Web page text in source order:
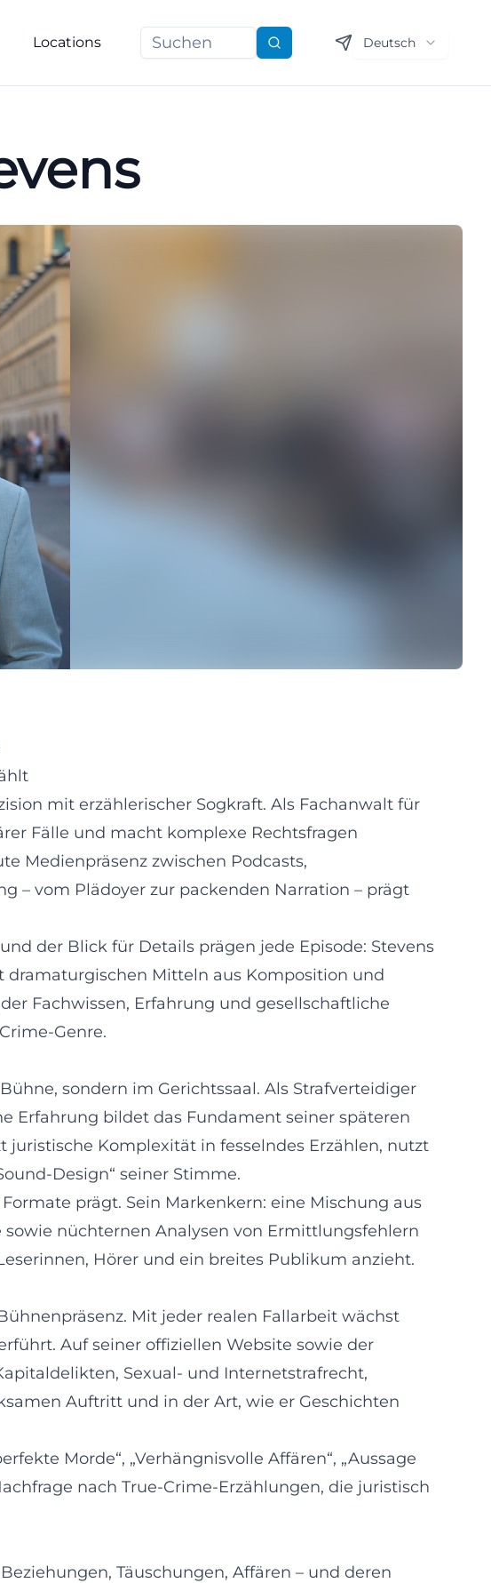
Locations Suchen Deutsch
mit erzählerischer Sogkraft. Als Fachanwalt für
Fälle und macht komplexe Rechtsfragen
Medienpräsenz zwischen Podcasts,
– vom Plädoyer zur packenden Narration – prägt
der Blick für Details prägen jede Episode: Stevens
Mitteln aus Komposition und
Fachwissen, Erfahrung und gesellschaftliche
Genre.
sondern im Gerichtssaal. Als Strafverteidiger
Erfahrung bildet das Fundament seiner späteren
Komplexität in fesselndes Erzählen, nutzt
Design“ seiner Stimme.
prägt. Sein Markenkern: eine Mischung aus
nüchternen Analysen von Ermittlungsfehlern
Hörer und ein breites Publikum anzieht.
Mit jeder realen Fallarbeit wächst
Auf seiner offiziellen Website sowie der
Sexual- und Internetstrafrecht,
Auftritt und in der Art, wie er Geschichten
Morde“, „Verhängnisvolle Affären“, „Aussage
nach True-Crime-Erzählungen, die juristisch
Täuschungen, Affären – und deren